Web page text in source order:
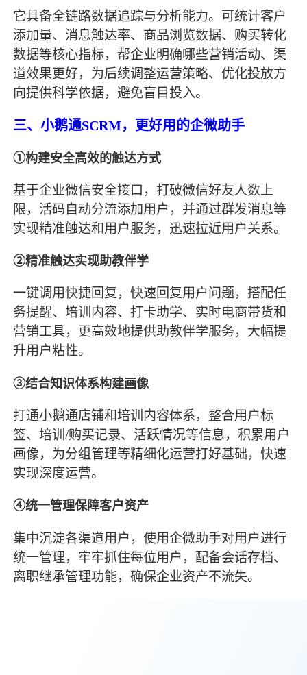
它具备全链路数据追踪与分析能力。可统计客户
添加量、消息触达率、商品浏览数据、购买转化
数据等核心指标，帮企业明确哪些营销活动、渠
道效果更好，为后续调整运营策略、优化投放方
向提供科学依据，避免盲目投入。
三、小鹅通SCRM，更好用的企微助手
①构建安全高效的触达方式
基于企业微信安全接口，打破微信好友人数上
限，活码自动分流添加用户，并通过群发消息等
实现精准触达和用户服务，迅速拉近用户关系。
②精准触达实现助教伴学
一键调用快捷回复，快速回复用户问题，搭配任
务提醒、培训内容、打卡助学、实时电商带货和
营销工具，更高效地提供助教伴学服务，大幅提
升用户粘性。
③结合知识体系构建画像
打通小鹅通店铺和培训内容体系，整合用户标
签、培训/购买记录、活跃情况等信息，积累用户
画像，为分组管理等精细化运营打好基础，快速
实现深度运营。
④统一管理保障客户资产
集中沉淀各渠道用户，使用企微助手对用户进行
统一管理，牢牢抓住每位用户，配备会话存档、
离职继承管理功能，确保企业资产不流失。